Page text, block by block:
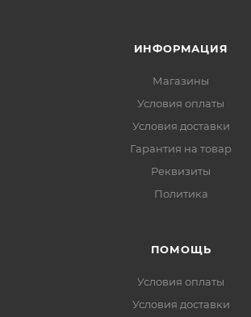
ИНФОРМАЦИЯ
Магазины
Условия оплаты
Условия доставки
Гарантия на товар
Реквизиты
Политика
ПОМОЩЬ
Условия оплаты
Условия доставки